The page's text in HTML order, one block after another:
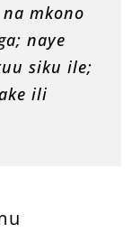
mkono
naye
siku ile;
ili